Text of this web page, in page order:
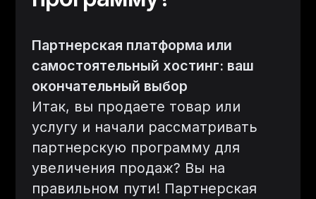
Партнерская платформа или
самостоятельный хостинг: ваш
окончательный выбор
Итак, вы продаете товар или
услугу и начали рассматривать
партнерскую программу для
увеличения продаж? Вы на
правильном пути! Партнерская